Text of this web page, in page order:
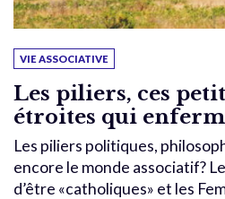
VIE ASSOCIATIVE
Les piliers, ces
étroites qui
Les piliers politiques,
encore le monde associatif?
d’être «catholiques» et les